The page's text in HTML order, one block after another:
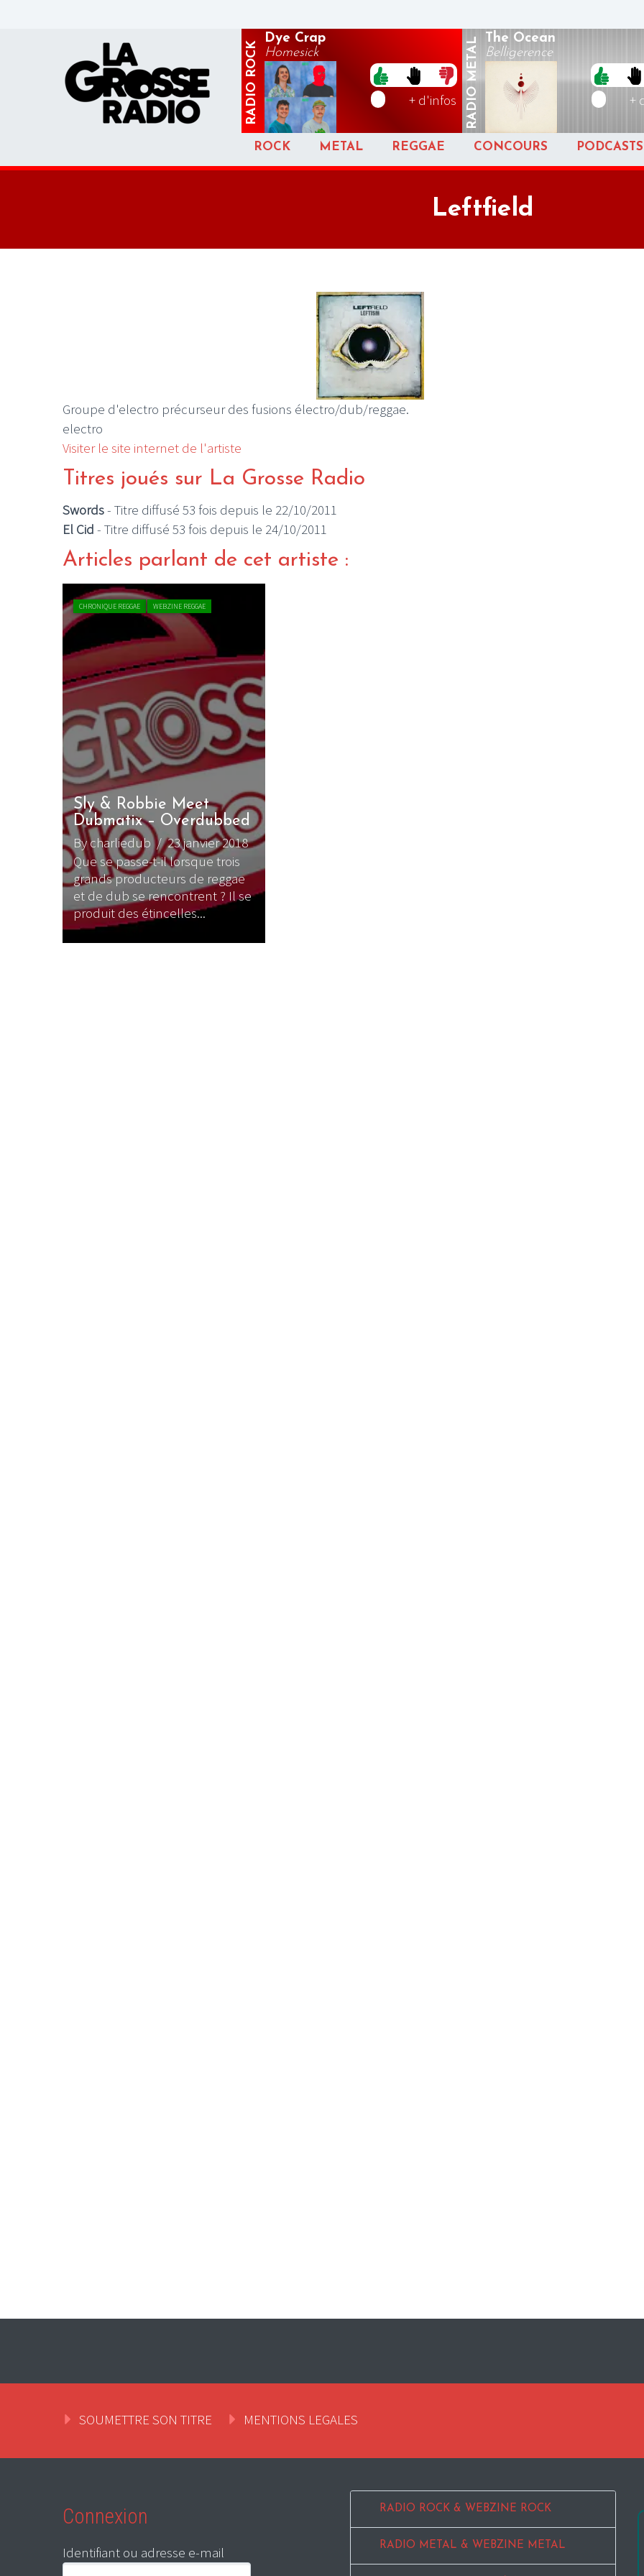
RADIO
ROCK
Dye Crap
Homesick
+ d'infos RADIO
METAL
The Ocean
Belligerence
+
ROCK METAL REGGAE CONCOURS PODCASTS
Leftfield
Groupe d'electro précurseur des fusions électro/dub/reggae.
electro
Visiter le site internet de l'artiste
Titres joués sur La Grosse Radio
Swords- Titre diffusé 53 fois depuis le 22/10/2011
El Cid - Titre diffusé 53 fois depuis le 24/10/2011
Articles parlant de cet artiste :
CHRONIQUE REGGAE WEBZINE REGGAE
Sly & Robbie Meet
Dubmatix – Overdubbed
By charliedub/ 23 janvier 2018
Que se passe-t-il lorsque trois
grands producteurs de reggae
et de dub se rencontrent ? Il se
produit des étincelles...
SOUMETTRE SON TITRE MENTIONS LEGALES
Connexion
Identifiant ou adresse e-mail
RADIO ROCK & WEBZINE ROCK
RADIO METAL & WEBZINE METAL